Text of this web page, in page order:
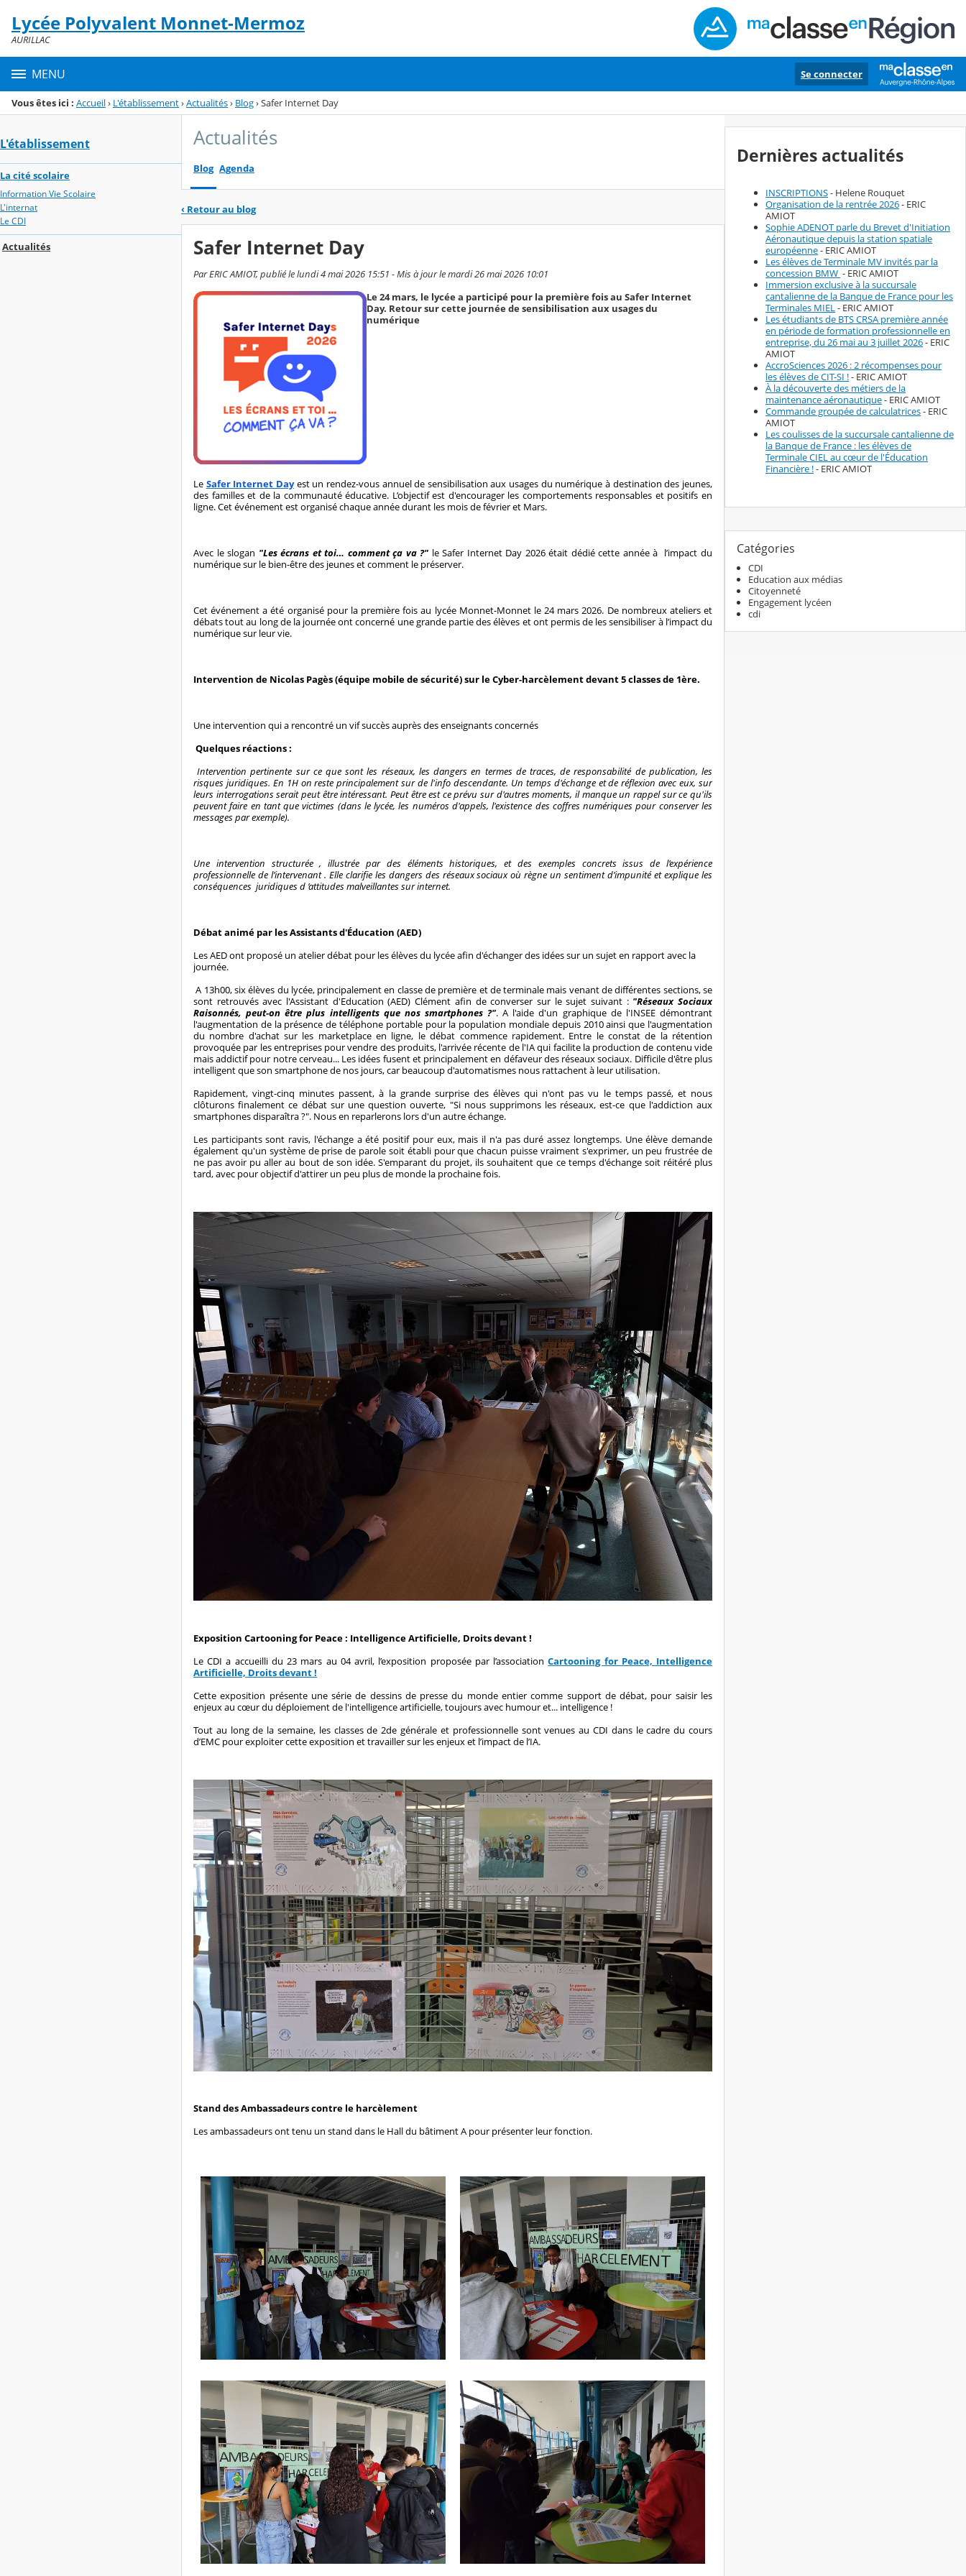
Menu de la rubrique
Contenu
Lycée Polyvalent Monnet-Mermoz
AURILLAC
MENU Se connecter
Vous êtes ici : Accueil› L'établissement›Actualités› Blog›Safer Internet Day
L'établissement
La cité scolaire
Information Vie Scolaire
L'internat
Le CDI
Actualités
Actualités
Blog Agenda
‹ Retour au blog
Safer Internet Day
Par ERIC AMIOT, publié le lundi 4 mai 2026 15:51 - Mis à jour le mardi 26 mai 2026 10:01
Le 24 mars, le lycée a participé pour la première fois au Safer Internet
Day. Retour sur cette journée de sensibilisation aux usages du
numérique
Le Safer Internet Dayest un rendez-vous annuel de sensibilisation aux usages du numérique à destination des jeunes,
des familles et de la communauté éducative. L’objectif est d'encourager les comportements responsables et positifs en
ligne. Cet événement est organisé chaque année durant les mois de février et Mars.
Avec le slogan "Les écrans et toi… comment ça va ?" le Safer Internet Day 2026 était dédié cette année à l’impact du
numérique sur le bien-être des jeunes et comment le préserver.
Cet événement a été organisé pour la première fois au lycée Monnet-Monnet le 24 mars 2026. De nombreux ateliers et
débats tout au long de la journée ont concerné une grande partie des élèves et ont permis de les sensibiliser à l’impact du
numérique sur leur vie.
Intervention de Nicolas Pagès (équipe mobile de sécurité) sur le Cyber-harcèlement devant 5 classes de 1ère.
Une intervention qui a rencontré un vif succès auprès des enseignants concernés
Quelques réactions :
Intervention pertinente sur ce que sont les réseaux, les dangers en termes de traces, de responsabilité de publication, les
risques juridiques. En 1H on reste principalement sur de l'info descendante. Un temps d'échange et de réflexion avec eux, sur
leurs interrogations serait peut être intéressant. Peut être est ce prévu sur d'autres moments, il manque un rappel sur ce qu'ils
peuvent faire en tant que victimes (dans le lycée, les numéros d'appels, l'existence des coffres numériques pour conserver les
messages par exemple).
Une intervention structurée , illustrée par des éléments historiques, et des exemples concrets issus de l’expérience
professionnelle de l’intervenant . Elle clarifie les dangers des réseaux sociaux où règne un sentiment d’impunité et explique les
conséquences juridiques d ’attitudes malveillantes sur internet.
Débat animé par les Assistants d'Éducation (AED)
Les AED ont proposé un atelier débat pour les élèves du lycée afin d'échanger des idées sur un sujet en rapport avec la
journée.
A 13h00, six élèves du lycée, principalement en classe de première et de terminale mais venant de différentes sections, se
sont retrouvés avec l'Assistant d'Education (AED) Clément afin de converser sur le sujet suivant : "Réseaux Sociaux
Raisonnés, peut-on être plus intelligents que nos smartphones ?". A l'aide d'un graphique de l'INSEE démontrant
l'augmentation de la présence de téléphone portable pour la population mondiale depuis 2010 ainsi que l'augmentation
du nombre d'achat sur les marketplace en ligne, le débat commence rapidement. Entre le constat de la rétention
provoquée par les entreprises pour vendre des produits, l'arrivée récente de l'IA qui facilite la production de contenu vide
mais addictif pour notre cerveau... Les idées fusent et principalement en défaveur des réseaux sociaux. Difficile d'être plus
intelligent que son smartphone de nos jours, car beaucoup d'automatismes nous rattachent à leur utilisation.
Rapidement, vingt-cinq minutes passent, à la grande surprise des élèves qui n'ont pas vu le temps passé, et nous
clôturons finalement ce débat sur une question ouverte, "Si nous supprimons les réseaux, est-ce que l'addiction aux
smartphones disparaîtra ?". Nous en reparlerons lors d'un autre échange.
Les participants sont ravis, l'échange a été positif pour eux, mais il n'a pas duré assez longtemps. Une élève demande
également qu'un système de prise de parole soit établi pour que chacun puisse vraiment s'exprimer, un peu frustrée de
ne pas avoir pu aller au bout de son idée. S'emparant du projet, ils souhaitent que ce temps d'échange soit réitéré plus
tard, avec pour objectif d'attirer un peu plus de monde la prochaine fois.
Exposition Cartooning for Peace : Intelligence Artificielle, Droits devant !
Le CDI a accueilli du 23 mars au 04 avril, l’exposition proposée par l’associationCartooning for Peace, Intelligence
Artificielle, Droits devant !
Cette exposition présente une série de dessins de presse du monde entier comme support de débat, pour saisir les
enjeux au cœur du déploiement de l'intelligence artificielle, toujours avec humour et... intelligence !
Tout au long de la semaine, les classes de 2de générale et professionnelle sont venues au CDI dans le cadre du cours
d’EMC pour exploiter cette exposition et travailler sur les enjeux et l’impact de l’IA.
Stand des Ambassadeurs contre le harcèlement
Les ambassadeurs ont tenu un stand dans le Hall du bâtiment A pour présenter leur fonction.
Dernières actualités
INSCRIPTIONS- Helene Rouquet
Organisation de la rentrée 2026- ERIC
AMIOT
Sophie ADENOT parle du Brevet d'Initiation
Aéronautique depuis la station spatiale
européenne- ERIC AMIOT
Les élèves de Terminale MV invités par la
concession BMW - ERIC AMIOT
Immersion exclusive à la succursale
cantalienne de la Banque de France pour les
Terminales MIEL- ERIC AMIOT
Les étudiants de BTS CRSA première année
en période de formation professionnelle en
entreprise, du 26 mai au 3 juillet 2026- ERIC
AMIOT
AccroSciences 2026 : 2 récompenses pour
les élèves de CIT-SI !- ERIC AMIOT
À la découverte des métiers de la
maintenance aéronautique- ERIC AMIOT
Commande groupée de calculatrices- ERIC
AMIOT
Les coulisses de la succursale cantalienne de
la Banque de France : les élèves de
Terminale CIEL au cœur de l'Éducation
Financière !- ERIC AMIOT
Catégories
CDI
Education aux médias
Citoyenneté
Engagement lycéen
cdi